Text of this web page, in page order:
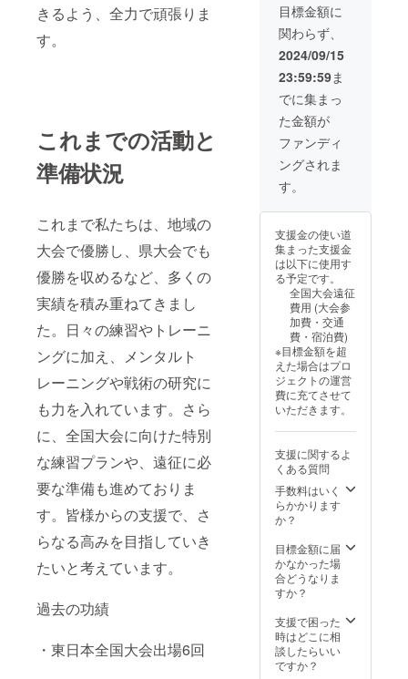
きるよう、全力で頑張りま
す。
これまでの活動と
準備状況
これまで私たちは、地域の
大会で優勝し、県大会でも
優勝を収めるなど、多くの
実績を積み重ねてきまし
た。日々の練習やトレーニ
ングに加え、メンタルト
レーニングや戦術の研究に
も力を入れています。さら
に、全国大会に向けた特別
な練習プランや、遠征に必
要な準備も進めておりま
す。皆様からの支援で、さ
らなる高みを目指していき
たいと考えています。
過去の功績
・東日本全国大会出場6回
目標金額に
関わらず、
2024/09/15
23:59:59ま
でに集まっ
た金額が
ファンディ
ングされま
す。
支援金の使い道
集まった支援金
は以下に使用す
る予定です。
全国大会遠征
費用 (大会参
加費・交通
費・宿泊費)
※目標金額を超
えた場合はプロ
ジェクトの運営
費に充てさせて
いただきます。
支援に関するよ
くある質問
手数料はいく
らかかります
か？
目標金額に届
かなかった場
合どうなりま
すか？
支援で困った
時はどこに相
談したらいい
ですか？